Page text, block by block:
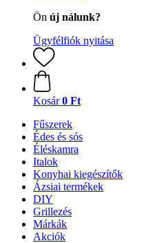
Ön új nálunk?
Ügyfélfiók nyitása
Kosár 0 Ft
Fűszerek
Édes és sós
Éléskamra
Italok
Konyhai kiegészítők
Ázsiai termékek
DIY
Grillezés
Márkák
Akciók